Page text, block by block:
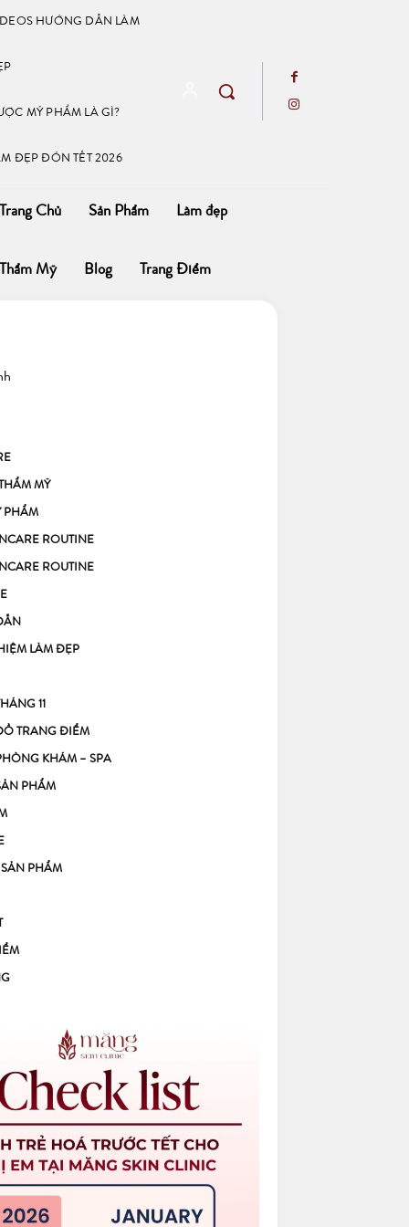
HƯỚNG DẪN LÀM
MỸ PHẨM LÀ GÌ?
ĐẸP ĐÓN TẾT 2026
Chủ Sản Phẩm Làm đẹp
Mỹ Blog Trang Điểm
MỸ
PHẨM
ROUTINE
ROUTINE
LÀM ĐẸP
11
TRANG ĐIỂM
KHÁM – SPA
PHẨM
PHẨM